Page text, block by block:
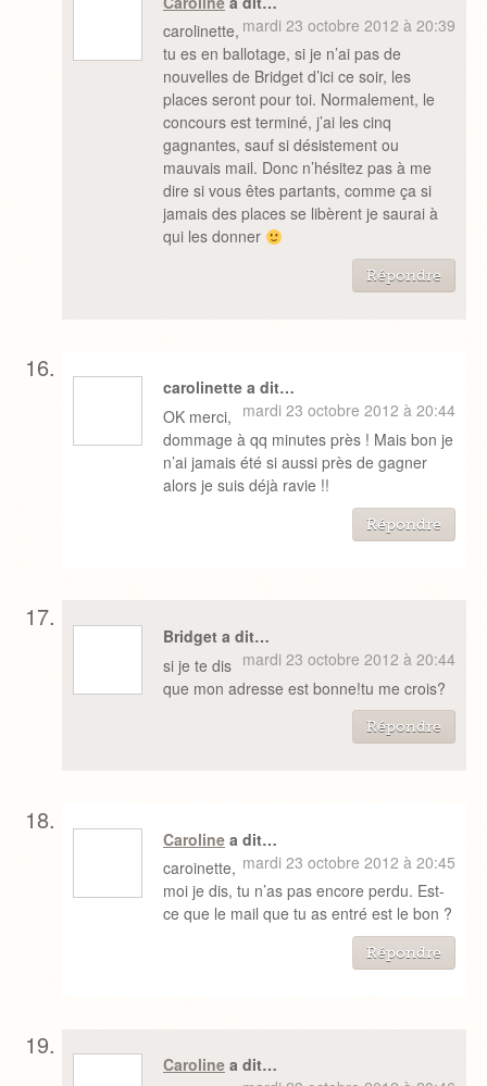
mardi 23 octobre 2012 à 20:39
carolinette,
tu es en ballotage, si je n’ai pas de
nouvelles de Bridget d’ici ce soir, les
places seront pour toi. Normalement, le
concours est terminé, j’ai les cinq
gagnantes, sauf si désistement ou
mauvais mail. Donc n’hésitez pas à me
dire si vous êtes partants, comme ça si
jamais des places se libèrent je saurai à
qui les donner
Répondre
carolinette a dit…
mardi 23 octobre 2012 à 20:44
OK merci,
dommage à qq minutes près ! Mais bon je
n’ai jamais été si aussi près de gagner
alors je suis déjà ravie !!
Répondre
Bridget a dit…
mardi 23 octobre 2012 à 20:44
si je te dis
que mon adresse est bonne!tu me crois?
Répondre
Carolinea dit…
mardi 23 octobre 2012 à 20:45
caroinette,
moi je dis, tu n’as pas encore perdu. Est-
ce que le mail que tu as entré est le bon ?
Répondre
Carolinea dit…